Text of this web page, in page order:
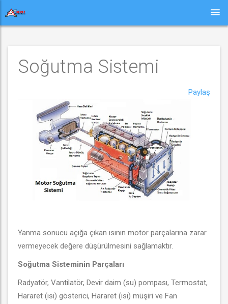
Soğutma Sistemi
Paylaş
Yanma sonucu açığa çıkan ısının motor parçalarına zarar
vermeyecek değere düşürülmesini sağlamaktır.
Soğutma Sisteminin Parçaları
Radyatör, Vantilatör, Devir daim (su) pompası, Termostat,
Hararet (ısı) gösterici, Hararet (ısı) müşiri ve Fan